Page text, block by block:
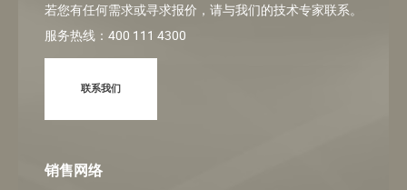
若您有任何需求或寻求报价，请与我们的技术专家联系。
服务热线：400 111 4300
联系我们
销售网络